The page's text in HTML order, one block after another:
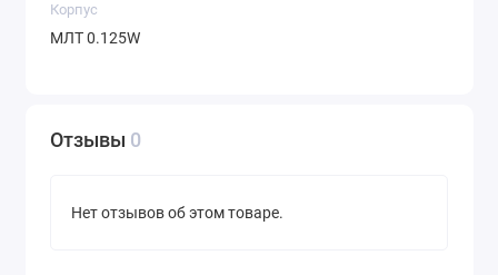
Корпус
МЛТ 0.125W
Отзывы 0
Нет отзывов об этом товаре.